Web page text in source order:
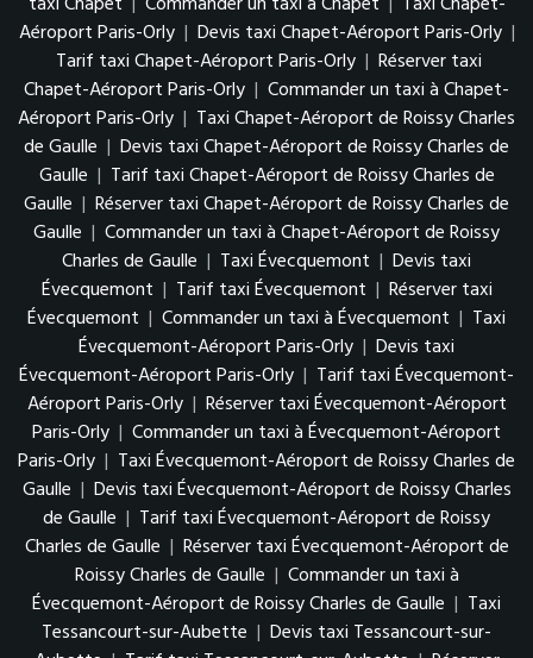
Aéroport Paris-Orly | Devis taxi Chapet-Aéroport Paris-Orly |
Tarif taxi Chapet-Aéroport Paris-Orly | Réserver taxi
Chapet-Aéroport Paris-Orly | Commander un taxi à Chapet-
Aéroport Paris-Orly | Taxi Chapet-Aéroport de Roissy Charles
de Gaulle | Devis taxi Chapet-Aéroport de Roissy Charles de
Gaulle | Tarif taxi Chapet-Aéroport de Roissy Charles de
Gaulle | Réserver taxi Chapet-Aéroport de Roissy Charles de
Gaulle | Commander un taxi à Chapet-Aéroport de Roissy
Charles de Gaulle | Taxi Évecquemont | Devis taxi
Évecquemont | Tarif taxi Évecquemont | Réserver taxi
Évecquemont | Commander un taxi à Évecquemont | Taxi
Évecquemont-Aéroport Paris-Orly | Devis taxi
Évecquemont-Aéroport Paris-Orly | Tarif taxi Évecquemont-
Aéroport Paris-Orly | Réserver taxi Évecquemont-Aéroport
Paris-Orly | Commander un taxi à Évecquemont-Aéroport
Paris-Orly | Taxi Évecquemont-Aéroport de Roissy Charles de
Gaulle | Devis taxi Évecquemont-Aéroport de Roissy Charles
de Gaulle | Tarif taxi Évecquemont-Aéroport de Roissy
Charles de Gaulle | Réserver taxi Évecquemont-Aéroport de
Roissy Charles de Gaulle | Commander un taxi à
Évecquemont-Aéroport de Roissy Charles de Gaulle | Taxi
Tessancourt-sur-Aubette | Devis taxi Tessancourt-sur-